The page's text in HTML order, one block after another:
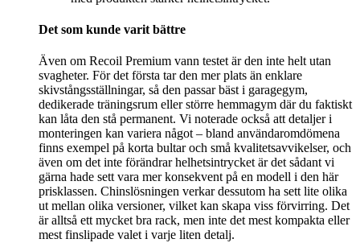
Det som kunde varit bättre
Även om Recoil Premium vann testet är den inte helt utan
svagheter. För det första tar den mer plats än enklare
skivstångsställningar, så den passar bäst i garagegym,
dedikerade träningsrum eller större hemmagym där du faktiskt
kan låta den stå permanent. Vi noterade också att detaljer i
monteringen kan variera något – bland användaromdömena
finns exempel på korta bultar och små kvalitetsavvikelser, och
även om det inte förändrar helhetsintrycket är det sådant vi
gärna hade sett vara mer konsekvent på en modell i den här
prisklassen. Chinslösningen verkar dessutom ha sett lite olika
ut mellan olika versioner, vilket kan skapa viss förvirring. Det
är alltså ett mycket bra rack, men inte det mest kompakta eller
mest finslipade valet i varje liten detalj.